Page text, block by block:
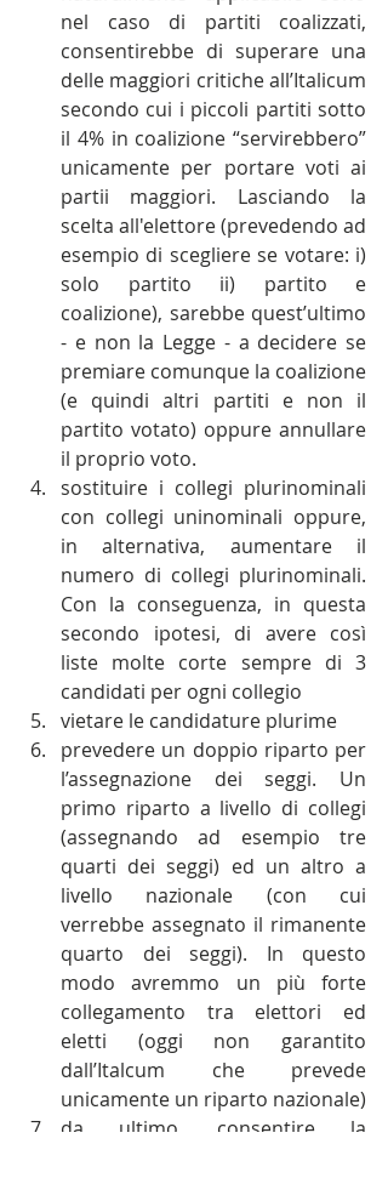
nel caso di partiti coalizzati,
consentirebbe di superare una
delle maggiori critiche all’Italicum
secondo cui i piccoli partiti sotto
il 4% in coalizione “servirebbero”
unicamente per portare voti ai
partii maggiori. Lasciando la
scelta all'elettore (prevedendo ad
esempio di scegliere se votare: i)
solo partito ii) partito e
coalizione), sarebbe quest’ultimo
- e non la Legge - a decidere se
premiare comunque la coalizione
(e quindi altri partiti e non il
partito votato) oppure annullare
il proprio voto.
sostituire i collegi plurinominali
con collegi uninominali oppure,
in alternativa, aumentare il
numero di collegi plurinominali.
Con la conseguenza, in questa
secondo ipotesi, di avere così
liste molte corte sempre di 3
candidati per ogni collegio
vietare le candidature plurime
prevedere un doppio riparto per
l’assegnazione dei seggi. Un
primo riparto a livello di collegi
(assegnando ad esempio tre
quarti dei seggi) ed un altro a
livello nazionale (con cui
verrebbe assegnato il rimanente
quarto dei seggi). In questo
modo avremmo un più forte
collegamento tra elettori ed
eletti (oggi non garantito
dall’Italcum che prevede
da ultimo, consentire la